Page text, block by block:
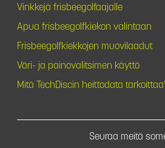
Vinkkejä frisbeegolfaajalle
Apua frisbeegolfkiekon valintaan
Frisbeegolfkiekkojen muovilaadut
Väri- ja painovalitsimen käyttö
Mitä TechDiscin heittodata
Seuraa meitä